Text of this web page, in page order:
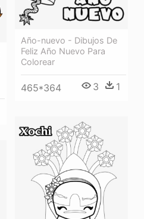
Año-nuevo - Dibujos De
Feliz Año Nuevo Para
Colorear
465*364 3 1